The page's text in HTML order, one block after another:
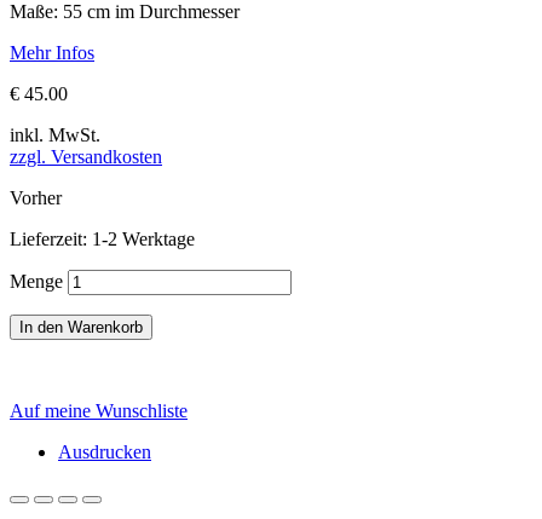
Maße: 55 cm im Durchmesser
Mehr Infos
€ 45.00
inkl. MwSt.
zzgl. Versandkosten
Vorher
Lieferzeit: 1-2 Werktage
Menge
In den Warenkorb
Auf meine Wunschliste
Ausdrucken